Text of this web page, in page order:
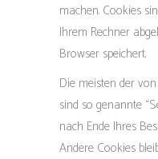
machen. Cookies
Ihrem Rechner
Browser speichert.
Die meisten der
sind so genannte
nach Ende Ihres
Andere Cookies